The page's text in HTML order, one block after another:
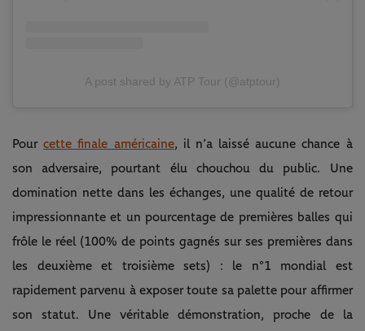
A post shared by ATP Tour (@atptour)
Pourcette finale américaine, il n’a laissé aucune chance à
son adversaire, pourtant élu chouchou du public. Une
domination nette dans les échanges, une qualité de retour
impressionnante et un pourcentage de premières balles qui
frôle le réel (100% de points gagnés sur ses premières dans
les deuxième et troisième sets) : le n°1 mondial est
rapidement parvenu à exposer toute sa palette pour affirmer
son statut. Une véritable démonstration, proche de la